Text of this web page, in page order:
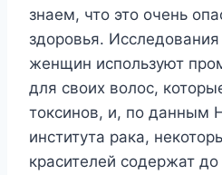
знаем, что это очень
здоровья.
женщин используют
для своих волос,
токсинов, и, по данным
института рака,
красителей содержат